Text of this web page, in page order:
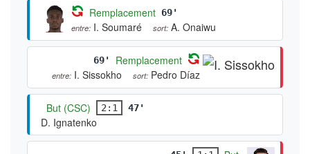
Remplacement 69'
entre: I. Soumaré sort: A. Onaiwu
69' Remplacement
entre: I. Sissokho sort: Pedro Díaz
But (CSC) 2:1 47'
D. Ignatenko